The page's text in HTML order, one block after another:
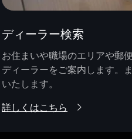
ディーラー検索
お住まいや職場のエリアや郵
ディーラーをご案内します。
いたします。
詳しくはこちら